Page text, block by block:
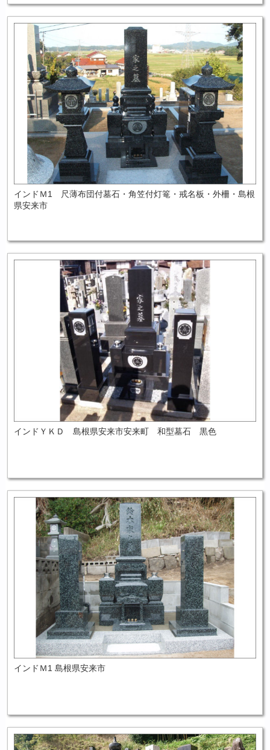
インドＭ1 尺薄布団付墓石・角笠付灯篭・戒名板・外柵・島根
県安来市
インドＹＫＤ 島根県安来市安来町 和型墓石 黒色
インドＭ1 島根県安来市